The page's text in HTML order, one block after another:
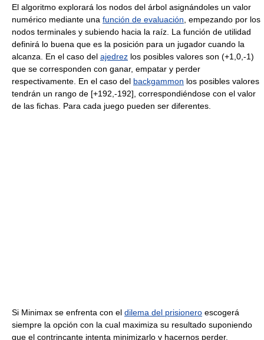
El algoritmo explorará los nodos del árbol asignándoles un valor
numérico mediante una función de evaluación , empezando por los
nodos terminales y subiendo hacia la raíz. La función de utilidad
definirá lo buena que es la posición para un jugador cuando la
alcanza. En el caso del ajedrez los posibles valores son (+1,0,-1)
que se corresponden con ganar, empatar y perder
respectivamente. En el caso del backgammon los posibles valores
tendrán un rango de [+192,-192], correspondiéndose con el valor
de las fichas. Para cada juego pueden ser diferentes.
Si Minimax se enfrenta con el dilema del prisionero escogerá
siempre la opción con la cual maximiza su resultado suponiendo
que el contrincante intenta minimizarlo y hacernos perder.